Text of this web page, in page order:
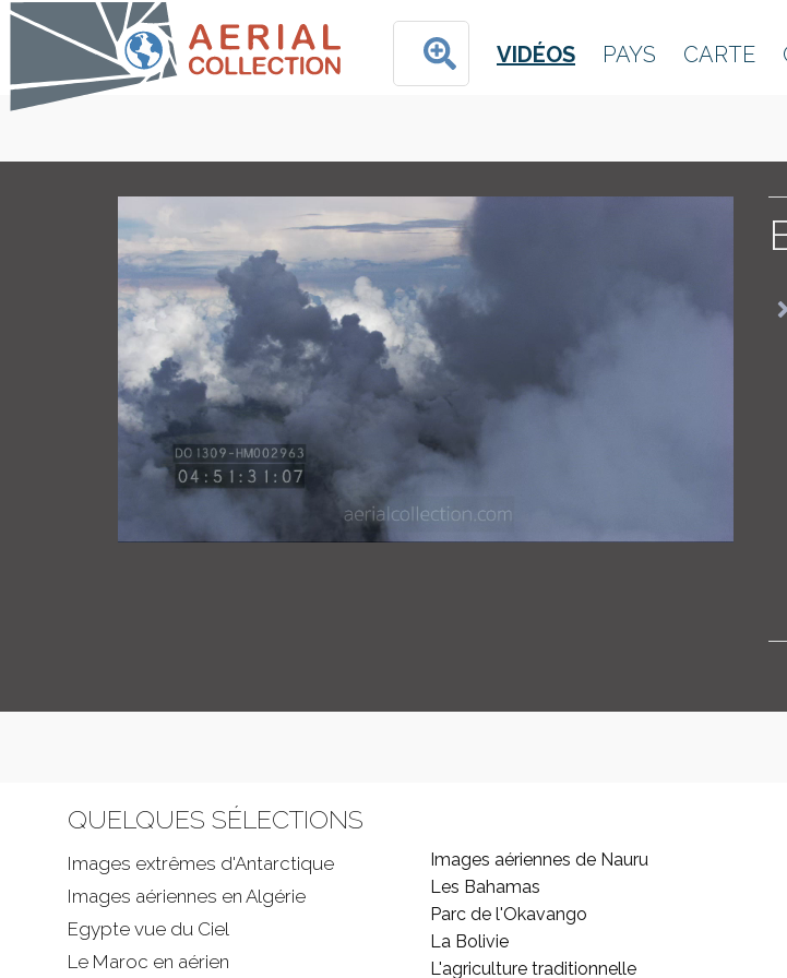
VIDÉOS PAYS CARTE
QUELQUES SÉLECTIONS
Images extrêmes d'Antarctique
Images aériennes en Algérie
Egypte vue du Ciel
Le Maroc en aérien
Images aériennes de Nauru
Les Bahamas
Parc de l'Okavango
La Bolivie
L'agriculture traditionnelle